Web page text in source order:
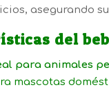
asegurando
del
para animales
mascotas